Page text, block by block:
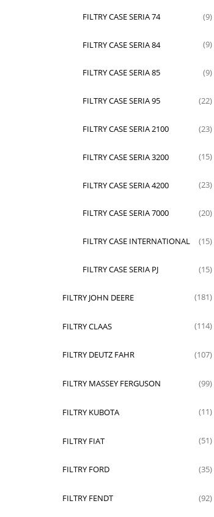
FILTRY CASE SERIA 74 (9)
FILTRY CASE SERIA 84 (9)
FILTRY CASE SERIA 85 (9)
FILTRY CASE SERIA 95 (22)
FILTRY CASE SERIA 2100 (23)
FILTRY CASE SERIA 3200 (15)
FILTRY CASE SERIA 4200 (23)
FILTRY CASE SERIA 7000 (20)
FILTRY CASE INTERNATIONAL (15)
FILTRY CASE SERIA PJ (15)
FILTRY JOHN DEERE (181)
FILTRY CLAAS (114)
FILTRY DEUTZ FAHR (107)
FILTRY MASSEY FERGUSON (99)
FILTRY KUBOTA (11)
FILTRY FIAT (51)
FILTRY FORD (35)
FILTRY FENDT (92)